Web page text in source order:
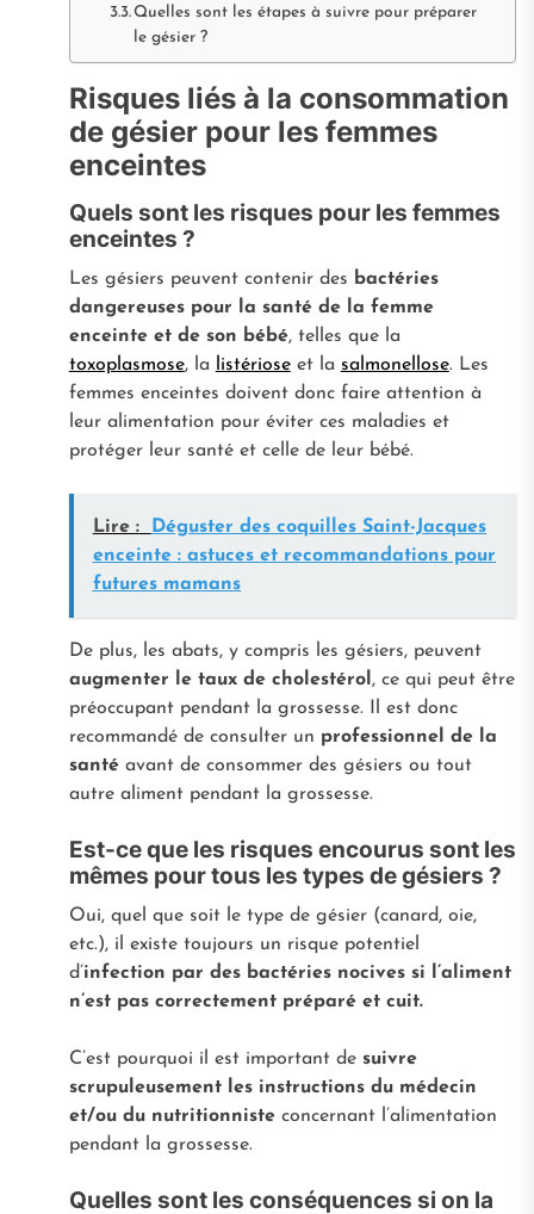
Quelles sont les étapes à suivre pour préparer
le gésier ?
Risques liés à la consommation
de gésier pour les femmes
enceintes
Quels sont les risques pour les femmes
enceintes ?
Les gésiers peuvent contenir des bactéries
dangereuses pour la santé de la femme
enceinte et de son bébé, telles que la
toxoplasmose, la listérioseet la salmonellose. Les
femmes enceintes doivent donc faire attention à
leur alimentation pour éviter ces maladies et
protéger leur santé et celle de leur bébé.
Lire :
Déguster des coquilles Saint-Jacques
enceinte : astuces et recommandations pour
futures mamans
De plus, les abats, y compris les gésiers, peuvent
augmenter le taux de cholestérol , ce qui peut être
préoccupant pendant la grossesse. Il est donc
recommandé de consulter un professionnel de la
santéavant de consommer des gésiers ou tout
autre aliment pendant la grossesse.
Est-ce que les risques encourus sont les
mêmes pour tous les types de gésiers ?
Oui, quel que soit le type de gésier (canard, oie,
etc.), il existe toujours un risque potentiel
d’infection par des bactéries nocives si l’aliment
n’est pas correctement préparé et cuit.
C’est pourquoi il est important desuivre
scrupuleusement les instructions du médecin
et/ou du nutritionnisteconcernant l’alimentation
pendant la grossesse.
Quelles sont les conséquences si on la